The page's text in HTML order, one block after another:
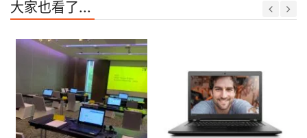
大家也看了...